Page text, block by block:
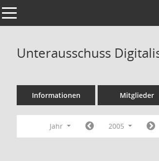
Toggle navigation
Unterausschuss
Informationen Mitglieder
Jahr 2005